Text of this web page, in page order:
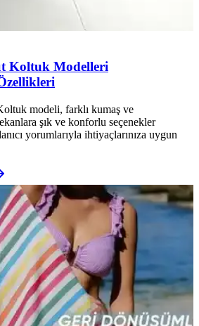
Koltuk Modelleri
modeli, farklı kumaş ve
şık ve konforlu seçenekler
yorumlarıyla ihtiyaçlarınıza uygun